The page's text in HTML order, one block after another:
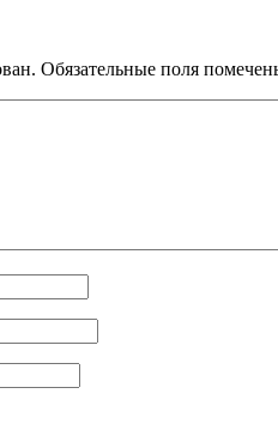
Обязательные поля